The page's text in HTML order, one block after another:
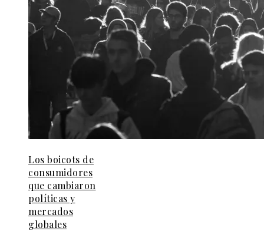
Los boicots de
consumidores
que cambiaron
políticas y
mercados
globales